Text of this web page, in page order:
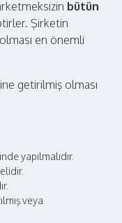
bütün
Şirketin
en önemli
getirilmiş olması
yapılmalıdır.
veya